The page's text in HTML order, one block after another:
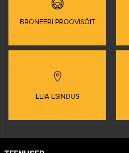
BRONEERI PROOVISÕIT
LEIA ESINDUS